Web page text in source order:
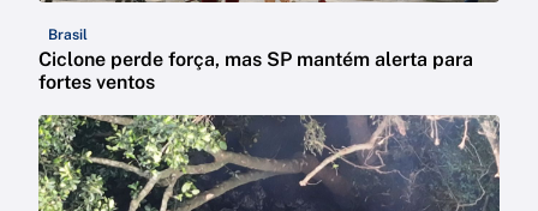
Brasil
Ciclone perde força, mas SP mantém alerta para
fortes ventos